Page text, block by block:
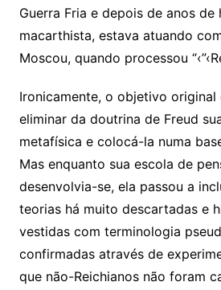
Guerra Fria e depois de anos de
macarthista, estava atuando
Moscou, quando processou
Ironicamente, o objetivo original
eliminar da doutrina de Freud
metafísica e colocá-la numa
Mas enquanto sua escola de
desenvolvia-se, ela passou a
teorias há muito descartadas e
vestidas com terminologia
confirmadas através de
que não-Reichianos não foram